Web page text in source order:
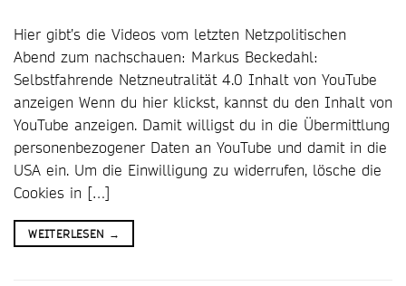
Hier gibt’s die Videos vom letzten Netzpolitischen
Abend zum nachschauen: Markus Beckedahl:
Selbstfahrende Netzneutralität 4.0 Inhalt von YouTube
anzeigen Wenn du hier klickst, kannst du den Inhalt von
YouTube anzeigen. Damit willigst du in die Übermittlung
personenbezogener Daten an YouTube und damit in die
USA ein. Um die Einwilligung zu widerrufen, lösche die
Cookies in […]
WEITERLESEN →